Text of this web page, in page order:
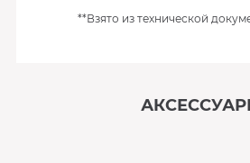
**Взято из технической